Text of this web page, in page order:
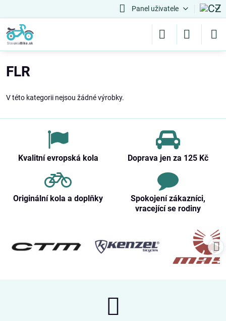
Panel uživatele
FLR
V této kategorii nejsou žádné výrobky.
Kvalitní evropská kola Doprava jen za 125 Kč
Originální kola a doplňky
Spokojení zákazníci,
vracející se rodiny